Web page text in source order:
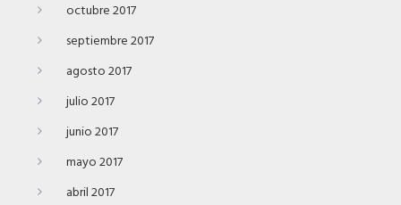
octubre 2017
septiembre 2017
agosto 2017
julio 2017
junio 2017
mayo 2017
abril 2017